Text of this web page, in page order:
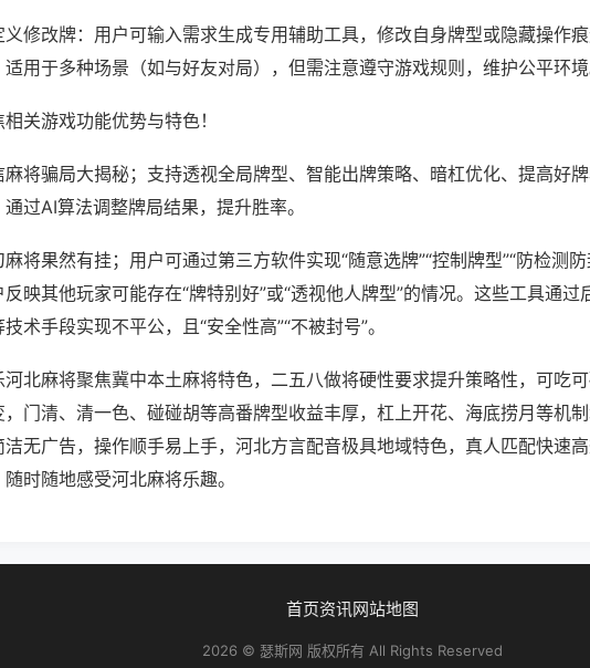
义修改牌：用户可输入需求生成专用辅助工具，修改自身牌型或隐藏操作
适用于多种场景（如与好友对局），但需注意遵守游戏规则，维护公平环境
关游戏功能优势与特色！
麻将骗局大揭秘；支持透视全局牌型、智能出牌策略、暗杠优化、提高好
通过AI算法调整牌局结果，提升胜率。
麻将果然有挂；用户可通过第三方软件实现“随意选牌”“控制牌型”“防检测
反映其他玩家可能存在“牌特别好”或“透视他人牌型”的情况。这些工具通过
术手段实现不平公，且“安全性高”“不被封号”。
河北麻将聚焦冀中本土麻将特色，二五八做将硬性要求提升策略性，可吃
，门清、清一色、碰碰胡等高番牌型收益丰厚，杠上开花、海底捞月等机
洁无广告，操作顺手易上手，河北方言配音极具地域特色，真人匹配快速
时随地感受河北麻将乐趣。
首页资讯网站地图
2026 © 瑟斯网 版权所有 All Rights Reserved